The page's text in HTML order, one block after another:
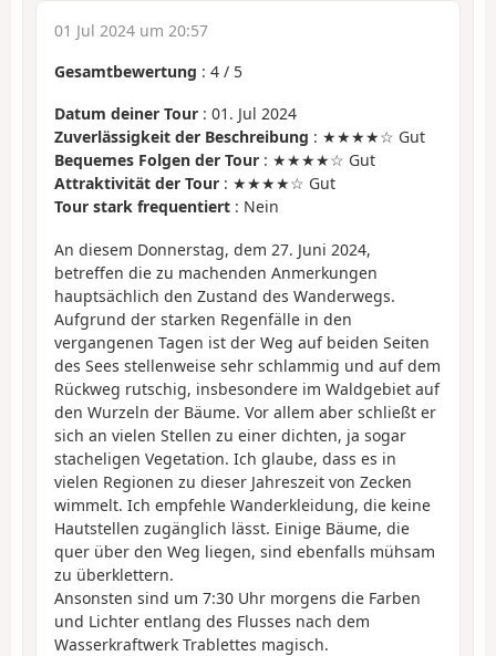
01 Jul 2024 um 20:57
Gesamtbewertung : 4 / 5
Datum deiner Tour : 01. Jul 2024
Zuverlässigkeit der Beschreibung : ★★★★☆ Gut
Bequemes Folgen der Tour : ★★★★☆ Gut
Attraktivität der Tour : ★★★★☆ Gut
Tour stark frequentiert : Nein
An diesem Donnerstag, dem 27. Juni 2024,
betreffen die zu machenden Anmerkungen
hauptsächlich den Zustand des Wanderwegs.
Aufgrund der starken Regenfälle in den
vergangenen Tagen ist der Weg auf beiden Seiten
des Sees stellenweise sehr schlammig und auf dem
Rückweg rutschig, insbesondere im Waldgebiet auf
den Wurzeln der Bäume. Vor allem aber schließt er
sich an vielen Stellen zu einer dichten, ja sogar
stacheligen Vegetation. Ich glaube, dass es in
vielen Regionen zu dieser Jahreszeit von Zecken
wimmelt. Ich empfehle Wanderkleidung, die keine
Hautstellen zugänglich lässt. Einige Bäume, die
quer über den Weg liegen, sind ebenfalls mühsam
zu überklettern.
Ansonsten sind um 7:30 Uhr morgens die Farben
und Lichter entlang des Flusses nach dem
Wasserkraftwerk Trablettes magisch.